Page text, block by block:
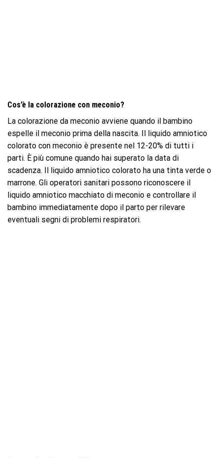
Cos’è la colorazione con meconio?
La colorazione da meconio avviene quando il bambino
espelle il meconio prima della nascita. Il liquido amniotico
colorato con meconio è presente nel 12-20% di tutti i
parti. È più comune quando hai superato la data di
scadenza. Il liquido amniotico colorato ha una tinta verde o
marrone. Gli operatori sanitari possono riconoscere il
liquido amniotico macchiato di meconio e controllare il
bambino immediatamente dopo il parto per rilevare
eventuali segni di problemi respiratori.